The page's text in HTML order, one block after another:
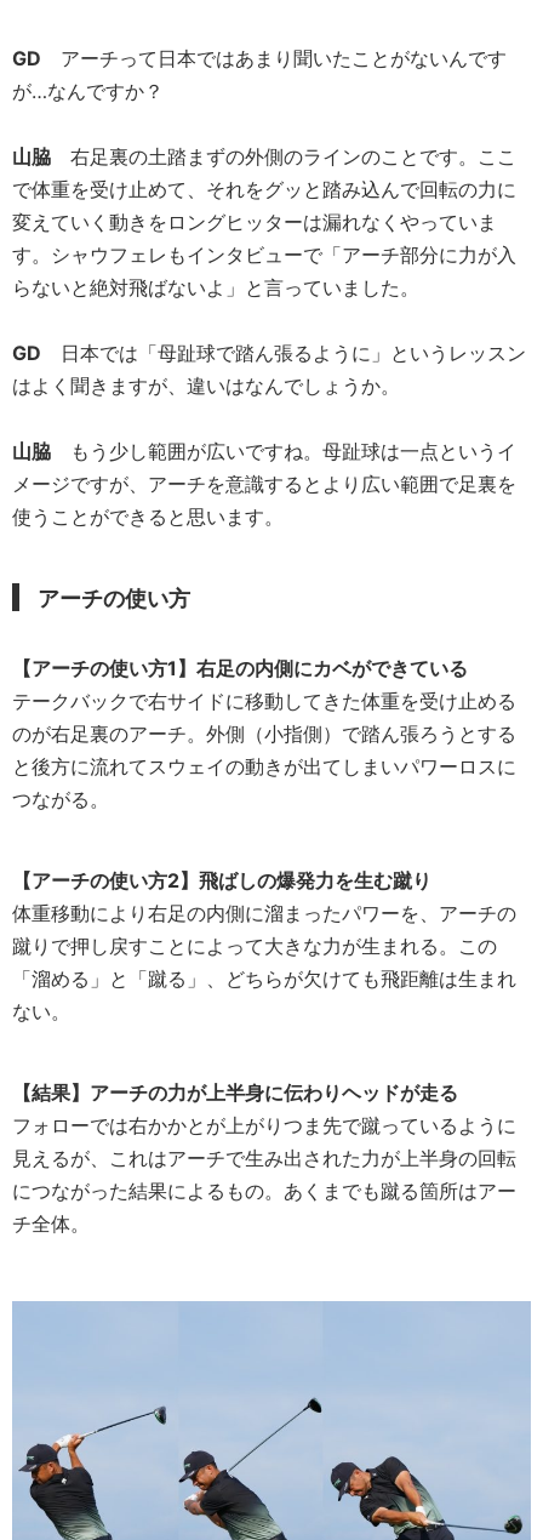
GD アーチって日本ではあまり聞いたことがないんです
が…なんですか？
山脇 右足裏の土踏まずの外側のラインのことです。ここ
で体重を受け止めて、それをグッと踏み込んで回転の力に
変えていく動きをロングヒッターは漏れなくやっていま
す。シャウフェレもインタビューで「アーチ部分に力が入
らないと絶対飛ばないよ」と言っていました。
GD 日本では「母趾球で踏ん張るように」というレッスン
はよく聞きますが、違いはなんでしょうか。
山脇 もう少し範囲が広いですね。母趾球は一点というイ
メージですが、アーチを意識するとより広い範囲で足裏を
使うことができると思います。
アーチの使い方
【アーチの使い方1】右足の内側にカベができている
テークバックで右サイドに移動してきた体重を受け止める
のが右足裏のアーチ。外側（小指側）で踏ん張ろうとする
と後方に流れてスウェイの動きが出てしまいパワーロスに
つながる。
【アーチの使い方2】飛ばしの爆発力を生む蹴り
体重移動により右足の内側に溜まったパワーを、アーチの
蹴りで押し戻すことによって大きな力が生まれる。この
「溜める」と「蹴る」、どちらが欠けても飛距離は生まれ
ない。
【結果】アーチの力が上半身に伝わりヘッドが走る
フォローでは右かかとが上がりつま先で蹴っているように
見えるが、これはアーチで生み出された力が上半身の回転
につながった結果によるもの。あくまでも蹴る箇所はアー
チ全体。